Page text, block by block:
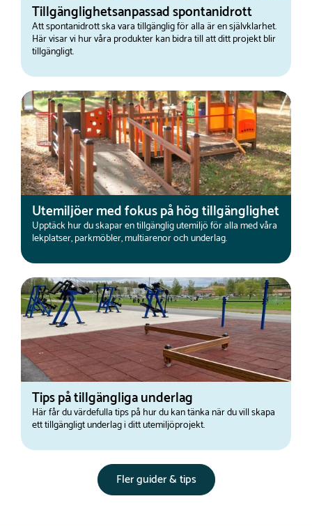
Tillgänglighetsanpassad spontanidrott
Att spontanidrott ska vara tillgänglig för alla är en självklarhet.
Här visar vi hur våra produkter kan bidra till att ditt projekt blir
tillgängligt.
Utemiljöer med fokus på hög tillgänglighet
Upptäck hur du skapar en tillgänglig utemiljö för alla med våra
lekplatser, parkmöbler, multiarenor och underlag.
Tips på tillgängliga underlag
Här får du värdefulla tips på hur du kan tänka när du vill skapa
ett tillgängligt underlag i ditt utemiljöprojekt.
Fler guider & tips